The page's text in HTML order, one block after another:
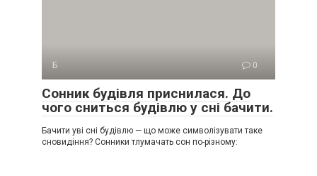
Б 0
Сонник будівля приснилася. До
чого сниться будівлю у сні бачити.
Бачити уві сні будівлю — що може символізувати таке
сновидіння? Сонники тлумачать сон по-різному: